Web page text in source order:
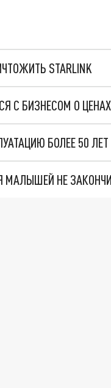
STARLINK
С БИЗНЕСОМ О
БОЛЕЕ 50
МАЛЫШЕЙ НЕ